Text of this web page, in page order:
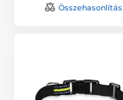
Összehasonlítás